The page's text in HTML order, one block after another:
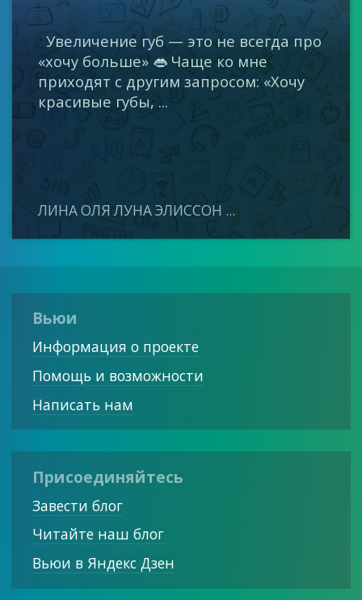
Увеличение губ — это не всегда про
«хочу больше» 👄 Чаще ко мне
приходят с другим запросом: «Хочу
красивые губы, ...
ЛИНА ОЛЯ ЛУНА ЭЛИССОН ...
Вьюи
Информация о проекте
Помощь и возможности
Написать нам
Присоединяйтесь
Завести блог
Читайте наш блог
Вьюи в Яндекс Дзен